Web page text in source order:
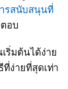
รสนับสนุนที่
อบ
ริ่มต้นได้ง่าย
ที่ง่ายที่สุดเท่า